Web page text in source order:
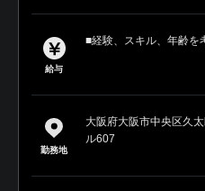
給与
■経験、スキル、年齢を
勤務地
大阪府大阪市中央区久
ル607